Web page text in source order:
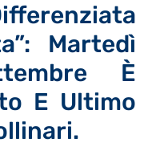
Martedì
È
E Ultimo